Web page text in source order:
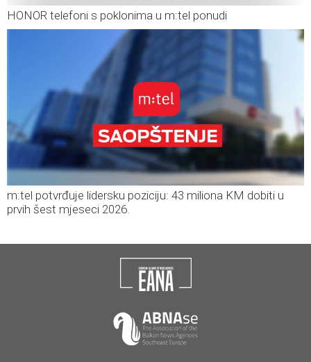
HONOR telefoni s poklonima u m:tel ponudi
m:tel potvrđuje lidersku poziciju: 43 miliona KM dobiti u
prvih šest mjeseci 2026.